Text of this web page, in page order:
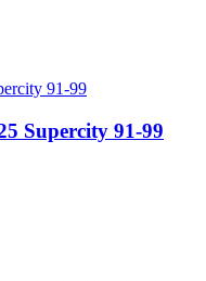
Supercity 91-99